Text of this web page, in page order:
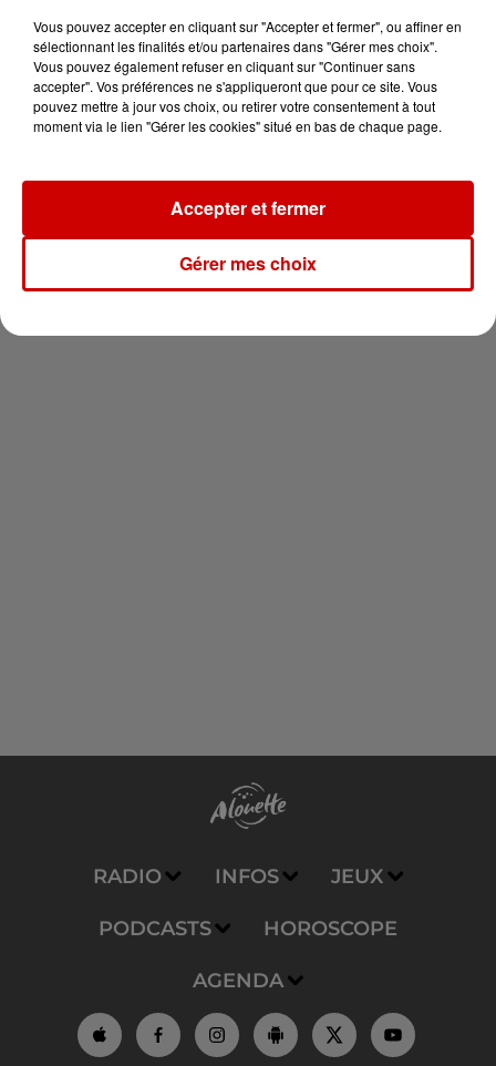
Le Duel - Gagnez votre balade
en jet ski !
Newsletter
RADIO INFOS JEUX
PODCASTS HOROSCOPE
AGENDA
Vous pouvez accepter en cliquant sur "Accepter et fermer", ou affiner en
sélectionnant les finalités et/ou partenaires dans "Gérer mes choix".
Vous pouvez également refuser en cliquant sur "Continuer sans
accepter". Vos préférences ne s'appliqueront que pour ce site. Vous
pouvez mettre à jour vos choix, ou retirer votre consentement à tout
moment via le lien "Gérer les cookies" situé en bas de chaque page.
Gérer mes choix
Accepter et fermer